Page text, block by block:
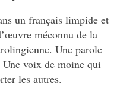
un français limpide et
méconnu de la
Une parole
voix de moine qui
les autres.